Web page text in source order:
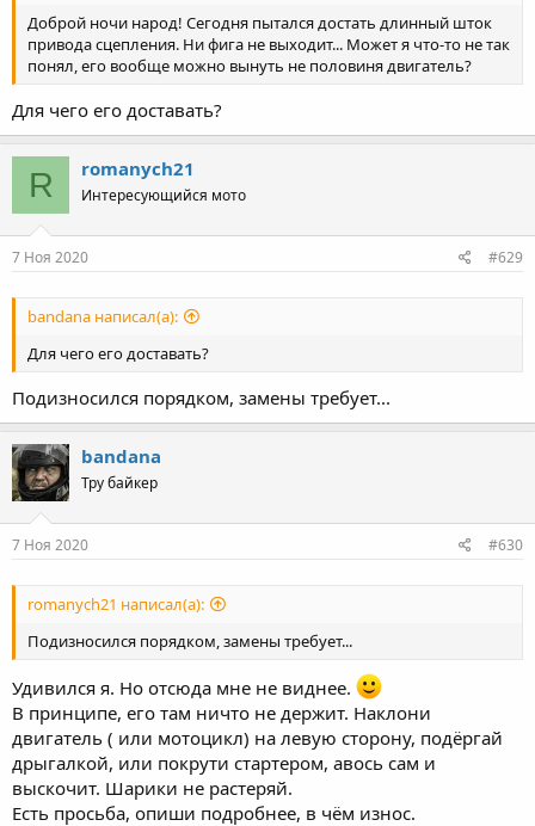
Доброй ночи народ! Сегодня пытался достать длинный шток
привода сцепления. Ни фига не выходит... Может я что-то не так
понял, его вообще можно вынуть не половиня двигатель?
Для чего его доставать?
R romanych21
Интересующийся мото
7 Ноя 2020 #629
bandana написал(а):
Для чего его доставать?
Подизносился порядком, замены требует...
bandana
Тру байкер
7 Ноя 2020 #630
romanych21 написал(а):
Подизносился порядком, замены требует...
Удивился я. Но отсюда мне не виднее.
В принципе, его там ничто не держит. Наклони
двигатель ( или мотоцикл) на левую сторону, подёргай
дрыгалкой, или покрути стартером, авось сам и
выскочит. Шарики не растеряй.
Есть просьба, опиши подробнее, в чём износ.